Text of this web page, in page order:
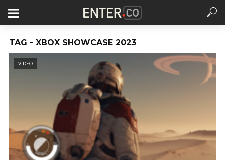
TAG - XBOX SHOWCASE 2023
VIDEO